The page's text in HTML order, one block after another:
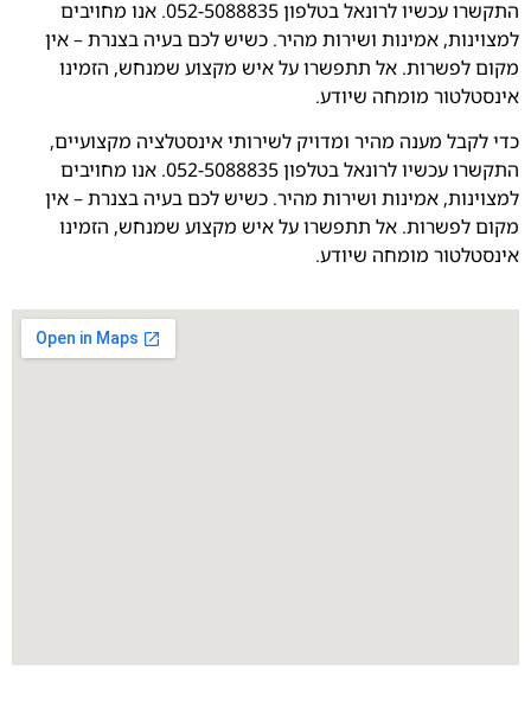
התקשרו עכשיו לרונאל בטלפון 052-5088835. אנו מחויבים
למצוינות, אמינות ושירות מהיר. כשיש לכם בעיה בצנרת – אין
מקום לפשרות. אל תתפשרו על איש מקצוע שמנחש, הזמינו
אינסטלטור מומחה שיודע.
כדי לקבל מענה מהיר ומדויק לשירותי אינסטלציה מקצועיים,
התקשרו עכשיו לרונאל בטלפון 052-5088835. אנו מחויבים
למצוינות, אמינות ושירות מהיר. כשיש לכם בעיה בצנרת – אין
מקום לפשרות. אל תתפשרו על איש מקצוע שמנחש, הזמינו
אינסטלטור מומחה שיודע.